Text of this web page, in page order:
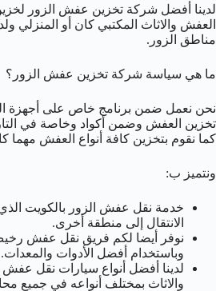
لدينا أفضل شركة تخزين عفش الزور
العفش والاثاث المكتبي كان أو المنزلي
مناطق الزور.
ما هي سياسة شركة تخزين عفش الزور؟
نحن نعمل ضمن برنامج خاص على أجهزة
تخزين العفش وضمن أكواد وخاصة في
كما نقوم بتخزين كافة أنواع العفش مهما
ونتميز ب:
خدمة نقل عفش الزور بالكويت
الانتقال إلى منطقة أخرى.
نوفر أيضا لكم فريق نقل عفش
وباستخدام أفضل الأدوات والمعدات.
لدينا أفضل أنواع سيارات نقل
والاثاث بمختلف أنواعه في جميع